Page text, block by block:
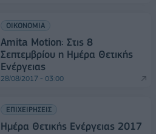
ΟΙΚΟΝΟΜΙΑ
Amita Motion: Στις 8
Σεπτεμβρίου η Ημέρα Θετικής
Ενέργειας
28/08/2017 - 03:00
ΕΠΙΧΕΙΡΗΣΕΙΣ
Ημέρα Θετικής Ενέργειας 2017